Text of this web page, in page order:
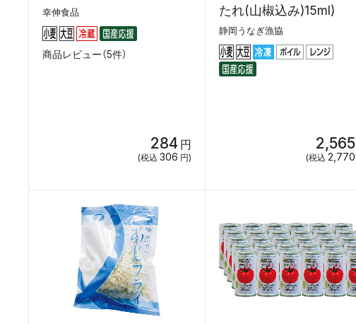
幸伸食品
商品レビュー（5件）
284 円
(税込 306 円)
たれ(山椒込み)15ml)
静岡うなぎ漁協
2,565
(税込 2,770